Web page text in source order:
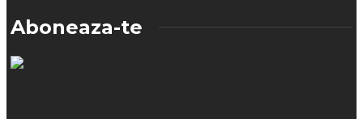
Aboneaza-te